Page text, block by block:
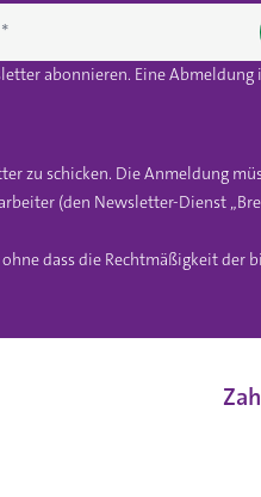
abonnieren. Eine
zu schicken. Die Anmeldung
(den Newsletter-Dienst
dass die Rechtmäßigkeit der